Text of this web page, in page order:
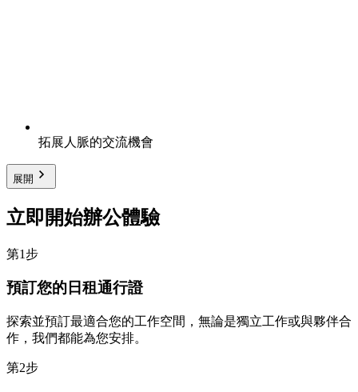
拓展人脈的交流機會
展開
立即開始辦公體驗
第1步
預訂您的日租通行證
探索並預訂最適合您的工作空間，無論是獨立工作或與夥伴合
作，我們都能為您安排。
第2步